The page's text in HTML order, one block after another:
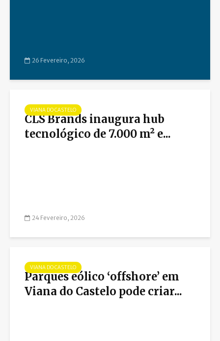
26 Fevereiro, 2026
VIANA DO CASTELO
CLS Brands inaugura hub
tecnológico de 7.000 m² e...
24 Fevereiro, 2026
VIANA DO CASTELO
Parques eólico ‘offshore’ em
Viana do Castelo pode criar...